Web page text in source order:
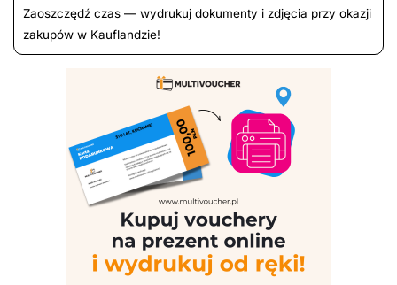
Zaoszczędź czas — wydrukuj dokumenty i zdjęcia przy okazji
zakupów w Kauflandzie!